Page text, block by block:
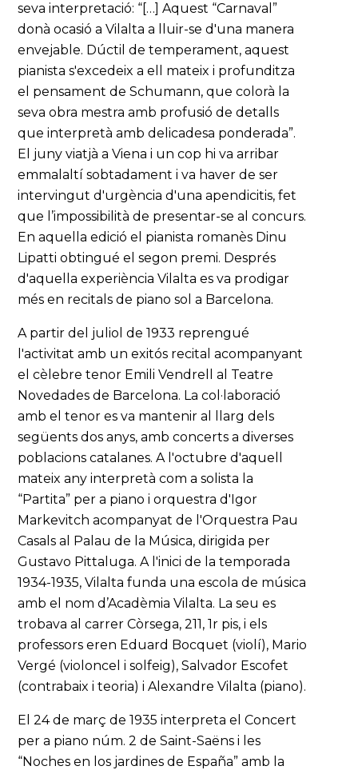
seva interpretació: “[…] Aquest “Carnaval”
donà ocasió a Vilalta a lluir-se d'una manera
envejable. Dúctil de temperament, aquest
pianista s'excedeix a ell mateix i profunditza
el pensament de Schumann, que colorà la
seva obra mestra amb profusió de detalls
que interpretà amb delicadesa ponderada”.
El juny viatjà a Viena i un cop hi va arribar
emmalaltí sobtadament i va haver de ser
intervingut d'urgència d'una apendicitis, fet
que l’impossibilità de presentar-se al concurs.
En aquella edició el pianista romanès Dinu
Lipatti obtingué el segon premi. Després
d'aquella experiència Vilalta es va prodigar
més en recitals de piano sol a Barcelona.
A partir del juliol de 1933 reprengué
l'activitat amb un exitós recital acompanyant
el cèlebre tenor Emili Vendrell al Teatre
Novedades de Barcelona. La col·laboració
amb el tenor es va mantenir al llarg dels
següents dos anys, amb concerts a diverses
poblacions catalanes. A l'octubre d'aquell
mateix any interpretà com a solista la
“Partita” per a piano i orquestra d'Igor
Markevitch acompanyat de l'Orquestra Pau
Casals al Palau de la Música, dirigida per
Gustavo Pittaluga. A l'inici de la temporada
1934-1935, Vilalta funda una escola de música
amb el nom d’Acadèmia Vilalta. La seu es
trobava al carrer Còrsega, 211, 1r pis, i els
professors eren Eduard Bocquet (violí), Mario
Vergé (violoncel i solfeig), Salvador Escofet
(contrabaix i teoria) i Alexandre Vilalta (piano).
El 24 de març de 1935 interpreta el Concert
per a piano núm. 2 de Saint-Saëns i les
“Noches en los jardines de España” amb la